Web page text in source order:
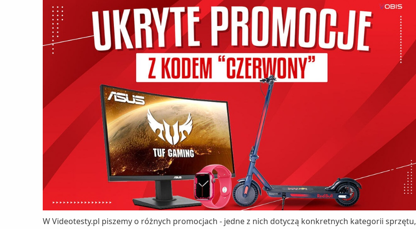
W Videotesty.pl piszemy o różnych promocjach - jedne z nich dotyczą konkretnych kategorii sprzętu,